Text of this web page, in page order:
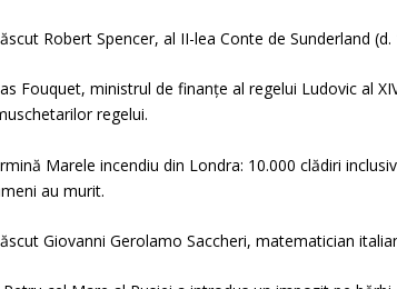
Robert Spencer, al II-lea Conte de Sunderland (d.
Fouquet, ministrul de finanțe al regelui Ludovic al
regelui.
Marele incendiu din Londra: 10.000 clădiri
au murit.
Giovanni Gerolamo Saccheri, matematician